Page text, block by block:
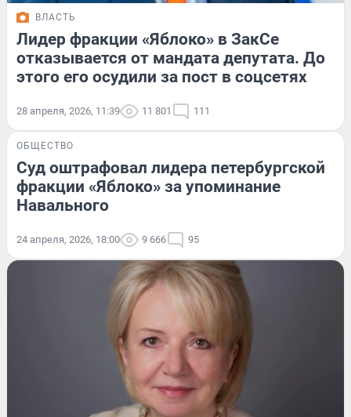
ВЛАСТЬ
Лидер фракции «Яблоко» в ЗакСе
отказывается от мандата депутата. До
этого его осудили за пост в соцсетях
28 апреля, 2026, 11:39 11 801 111
ОБЩЕСТВО
Суд оштрафовал лидера петербургской
фракции «Яблоко» за упоминание
Навального
24 апреля, 2026, 18:00 9 666 95